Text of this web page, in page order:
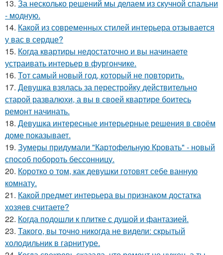
13. За несколько решений мы делаем из скучной спальни
- модную.
14. Какой из современных стилей интерьера отзывается
у вас в сердце?
15. Когда квартиры недостаточно и вы начинаете
устраивать интерьер в фургончике.
16. Тот самый новый год, который не повторить.
17. Девушка взялась за перестройку действительно
старой развалюхи, а вы в своей квартире боитесь
ремонт начинать.
18. Девушка интересные интерьерные решения в своём
доме показывает.
19. Зумеры придумали "Картофельную Кровать" - новый
способ побороть бессонницу.
20. Коротко о том, как девушки готовят себе ванную
комнату.
21. Какой предмет интерьера вы признаком достатка
хозяев считаете?
22. Когда подошли к плитке с душой и фантазией.
23. Такого, вы точно никогда не видели: скрытый
холодильник в гарнитуре.